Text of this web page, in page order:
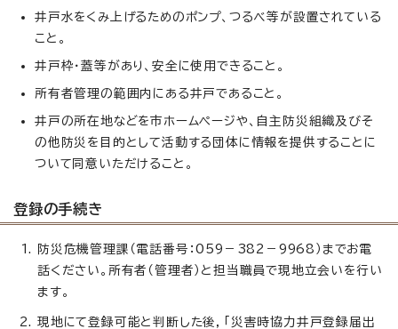
井戸水をくみ上げるためのポンプ、つるべ等が設置されている
こと。
井戸枠・蓋等があり、安全に使用できること。
所有者管理の範囲内にある井戸であること。
井戸の所在地などを市ホームページや、自主防災組織及びそ
の他防災を目的として活動する団体に情報を提供することに
ついて同意いただけること。
登録の手続き
防災危機管理課（電話番号：059－382－9968）までお電
話ください。所有者（管理者）と担当職員で現地立会いを行い
ます。
現地にて登録可能と判断した後，「災害時協力井戸登録届出